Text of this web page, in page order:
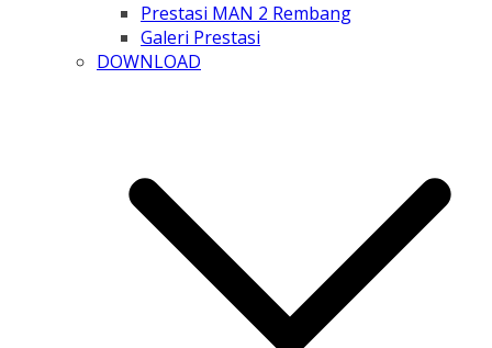
Prestasi MAN 2 Rembang
Galeri Prestasi
DOWNLOAD